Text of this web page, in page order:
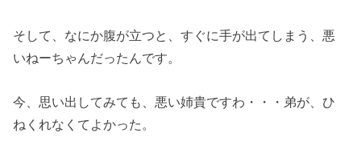
そして、なにか腹が立つと、すぐに手が出てしまう、悪
いねーちゃんだったんです。
今、思い出してみても、悪い姉貴ですわ・・・弟が、ひ
ねくれなくてよかった。